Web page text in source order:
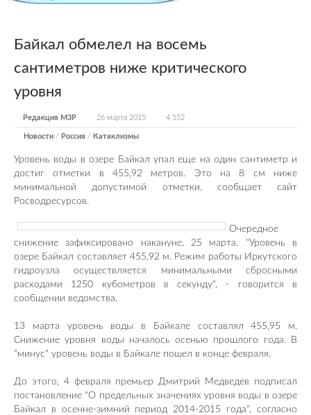
Байкал обмелел на восемь
сантиметров ниже критического
уровня
Редакция М3Р 26 марта 2015 4 552
Новости / Россия / Катаклизмы
Уровень воды в озере Байкал упал еще на один сантиметр и
достиг отметки в 455,92 метров. Это на 8 см ниже
минимальной допустимой отметки, сообщает сайт
Росводресурсов.
Очередное
снижение зафиксировано накануне, 25 марта. "Уровень в
озере Байкал составляет 455,92 м. Режим работы Иркутского
гидроузла осуществляется минимальными сбросными
расходами 1250 кубометров в секунду", - говорится в
сообщении ведомства.
13 марта уровень воды в Байкале составлял 455,95 м.
Снижение уровня воды началось осенью прошлого года. В
"минус" уровень воды в Байкале пошел в конце февраля.
До этого, 4 февраля премьер Дмитрий Медведев подписал
постановление "О предельных значениях уровня воды в озере
Байкал в осенне-зимний период 2014-2015 года", согласно